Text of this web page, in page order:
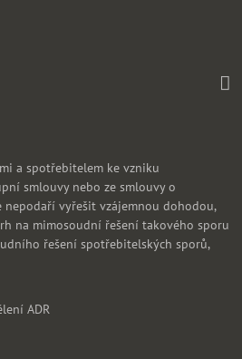
a spotřebitelem ke vzniku
smlouvy nebo ze smlouvy o
nepodaří vyřešit vzájemnou dohodou,
na mimosoudní řešení takového sporu
řešení spotřebitelských sporů,
ADR